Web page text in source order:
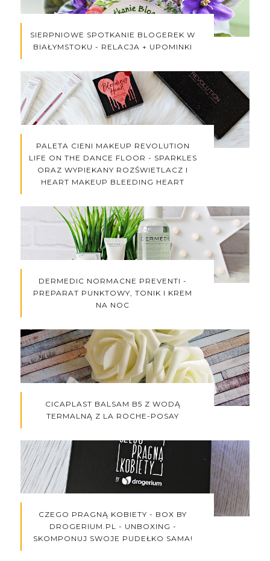
SIERPNIOWE SPOTKANIE BLOGEREK W
BIAŁYMSTOKU - RELACJA + UPOMINKI
PALETA CIENI MAKEUP REVOLUTION
LIFE ON THE DANCE FLOOR - SPARKLES
ORAZ WYPIEKANY ROZŚWIETLACZ I
HEART MAKEUP BLEEDING HEART
DERMEDIC NORMACNE PREVENTI -
PREPARAT PUNKTOWY, TONIK I KREM
NA NOC
CICAPLAST BALSAM B5 Z WODĄ
TERMALNĄ Z LA ROCHE-POSAY
CZEGO PRAGNĄ KOBIETY - BOX BY
DROGERIUM.PL - UNBOXING -
SKOMPONUJ SWOJE PUDEŁKO SAMA!